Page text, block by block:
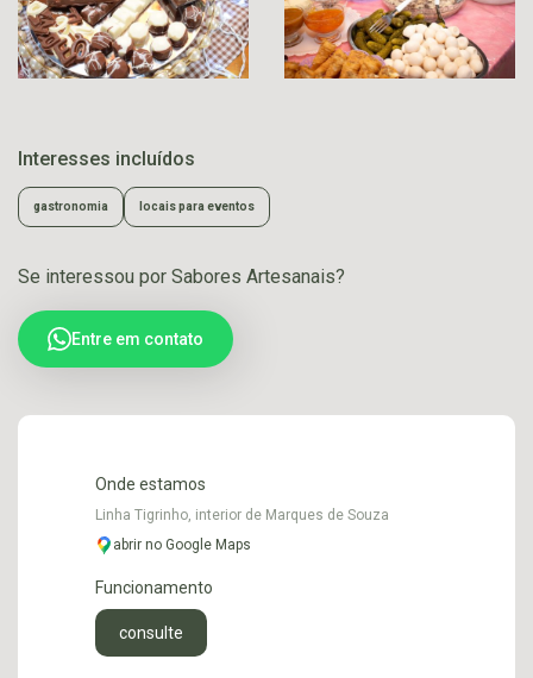
Interesses incluídos
gastronomia locais para eventos
Se interessou por Sabores Artesanais?
Entre em contato
Onde estamos
Linha Tigrinho, interior de Marques de Souza
abrir no Google Maps
Funcionamento
consulte